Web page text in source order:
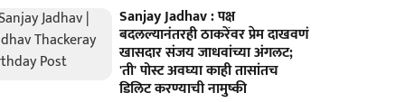
Sanjay Jadhav : पक्ष
बदलल्यानंतरही ठाकरेंवर प्रेम दाखवणं
खासदार संजय जाधवांच्या अंगलट;
'ती' पोस्ट अवघ्या काही तासांतच
डिलिट करण्याची नामुष्की